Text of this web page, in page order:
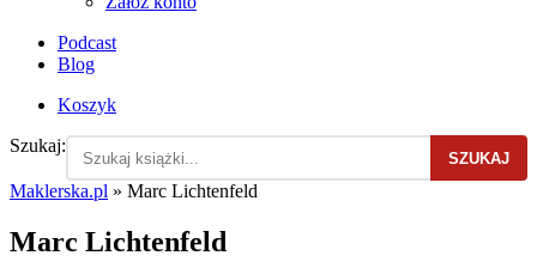
Podcast
Blog
Koszyk
Szukaj:
SZUKAJ
Maklerska.pl » Marc Lichtenfeld
Marc Lichtenfeld